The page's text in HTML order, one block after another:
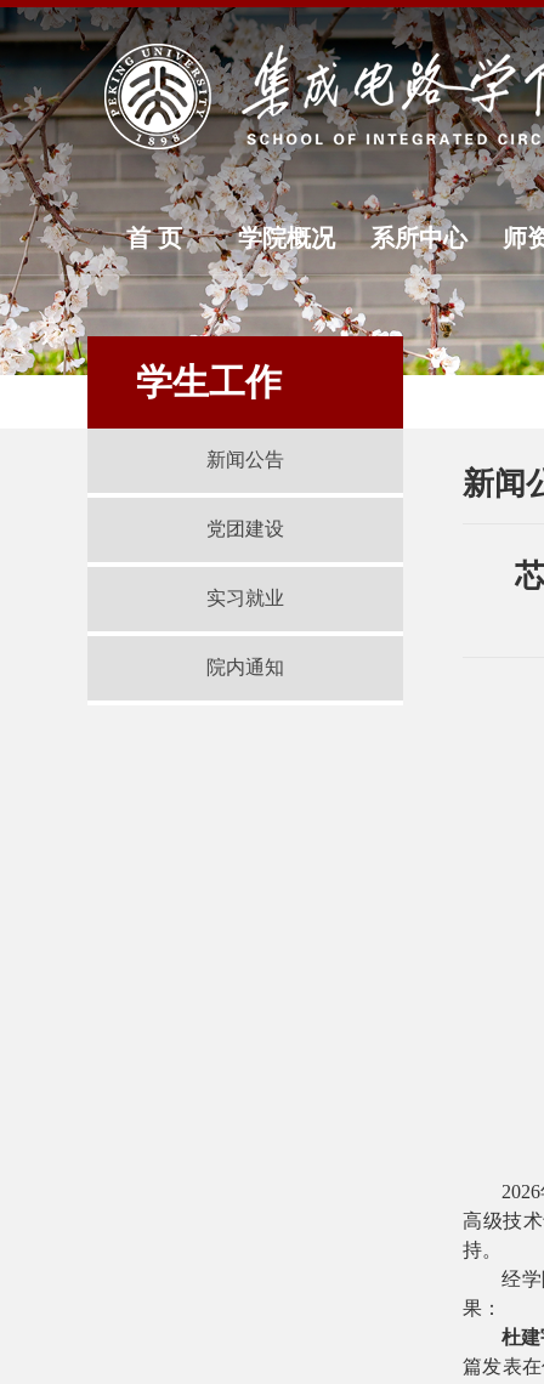
首 页 学院概况 系所中心 师
学生工作
新闻公告
党团建设
实习就业
院内通知
新闻
2026
高级技
持。
经
果：
杜
篇发表